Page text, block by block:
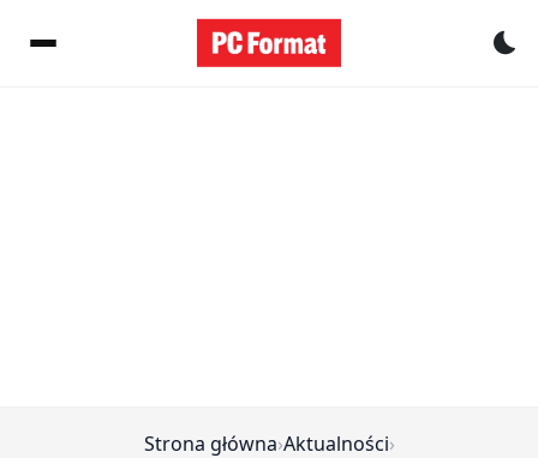
Strona główna›Aktualności›